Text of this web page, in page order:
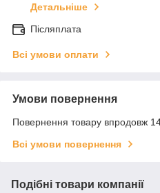
Детальніше
Післяплата
Всі умови оплати
Умови повернення
Повернення товару впродовж
Всі умови повернення
Подібні товари компанії